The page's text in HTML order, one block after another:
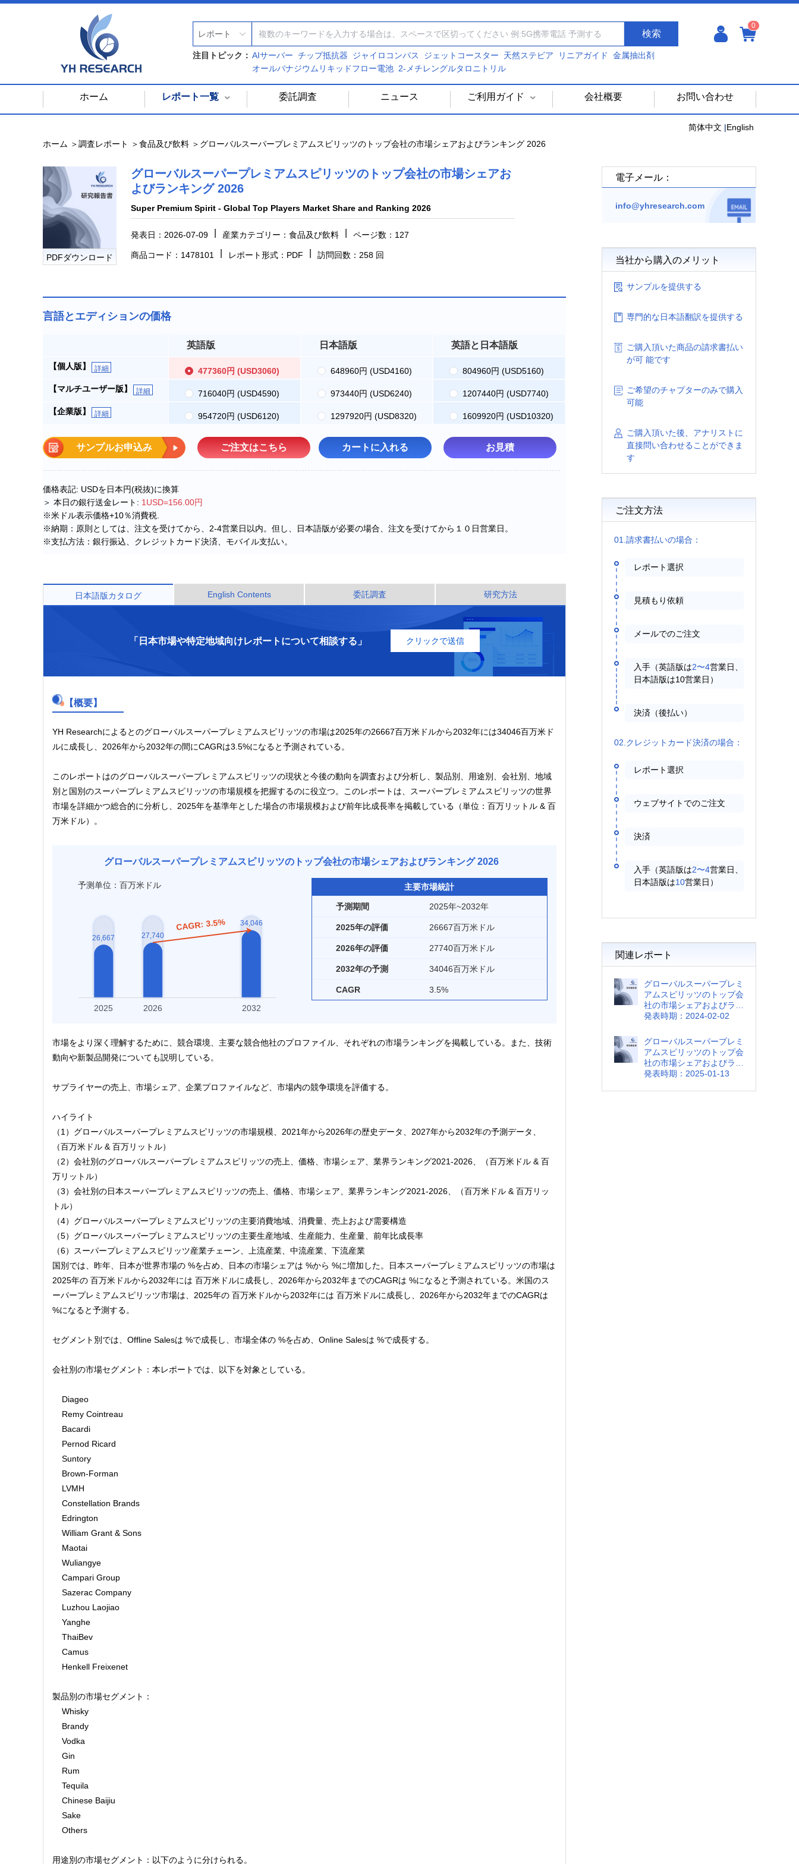
レポート 検索
0
注目トピック： AIサーバー チップ抵抗器 ジャイロコンパス ジェットコースター 天然ステビア リニアガイド 金属抽出剤
オールバナジウムリキッドフロー電池 2-メチレングルタロニトリル
ホーム レポート一覧 委託調査 ニュース ご利用ガイド 会社概要 お問い合わせ
简体中文 |English
ホーム ＞調査レポート ＞食品及び飲料 ＞ グローバルスーパープレミアムスピリッツのトップ会社の市場シェアおよびランキング 2026
PDFダウンロード
グローバルスーパープレミアムスピリッツのトップ会社の市場シェアお
よびランキング 2026
Super Premium Spirit - Global Top Players Market Share and Ranking 2026
発表日：2026-07-09 産業カテゴリー：食品及び飲料 ページ数：127
商品コード：1478101 レポート形式：PDF 訪問回数：258 回
言語とエディションの価格
英語版 日本語版 英語と日本語版
【個人版】 詳細 477360円 (USD3060) 648960円 (USD4160) 804960円(USD5160)
【マルチユーザー版】
詳細 716040円 (USD4590) 973440円 (USD6240) 1207440円(USD7740)
【企業版】
詳細 954720円 (USD6120) 1297920円 (USD8320) 1609920円(USD10320)
サンプルお申込み ご注文はこちら カートに入れる お見積
価格表記: USDを日本円(税抜)に換算
＞ 本日の銀行送金レート: 1USD=156.00円
※米ドル表示価格+10％消費税.
※納期：原則としては、注文を受けてから、2-4営業日以内。但し、日本語版が必要の場合、注文を受けてから１０日営業日。
※支払方法：銀行振込、クレジットカード決済、モバイル支払い。
日本語版カタログ English Contents 委託調査 研究方法
「日本市場や特定地域向けレポートについて相談する」 クリックで送信
【概要】
YH Researchによるとのグローバルスーパープレミアムスピリッツの市場は2025年の26667百万米ドルから2032年には34046百万米ド
ルに成長し、2026年から2032年の間にCAGRは3.5%になると予測されている。
このレポートはのグローバルスーパープレミアムスピリッツの現状と今後の動向を調査および分析し、製品別、用途別、会社別、地域
別と国別のスーパープレミアムスピリッツの市場規模を把握するのに役立つ。このレポートは、スーパープレミアムスピリッツの世界
市場を詳細かつ総合的に分析し、2025年を基準年とした場合の市場規模および前年比成長率を掲載している（単位：百万リットル & 百
万米ドル）。
グローバルスーパープレミアムスピリッツのトップ会社の市場シェアおよびランキング 2026
予测单位：百万米ドル 主要市場統計
予測期間 2025年~2032年
2025年の評価 26667百万米ドル
2026年の評価 27740百万米ドル
2032年の予測 34046百万米ドル
CAGR 3.5%
市場をより深く理解するために、競合環境、主要な競合他社のプロファイル、それぞれの市場ランキングを掲載している。また、技術
動向や新製品開発についても説明している。
サプライヤーの売上、市場シェア、企業プロファイルなど、市場内の競争環境を評価する。
ハイライト
（1）グローバルスーパープレミアムスピリッツの市場規模、2021年から2026年の歴史データ、2027年から2032年の予測データ、
（百万米ドル & 百万リットル）
（2）会社別のグローバルスーパープレミアムスピリッツの売上、価格、市場シェア、業界ランキング2021-2026、（百万米ドル & 百
万リットル）
（3）会社別の日本スーパープレミアムスピリッツの売上、価格、市場シェア、業界ランキング2021-2026、（百万米ドル & 百万リッ
トル）
（4）グローバルスーパープレミアムスピリッツの主要消費地域、消費量、売上および需要構造
（5）グローバルスーパープレミアムスピリッツの主要生産地域、生産能力、生産量、前年比成長率
（6）スーパープレミアムスピリッツ産業チェーン、上流産業、中流産業、下流産業
国別では、昨年、日本が世界市場の %を占め、日本の市場シェアは %から %に増加した。日本スーパープレミアムスピリッツの市場は
2025年の 百万米ドルから2032年には 百万米ドルに成長し、2026年から2032年までのCAGRは %になると予測されている。米国のス
ーパープレミアムスピリッツ市場は、2025年の 百万米ドルから2032年には 百万米ドルに成長し、2026年から2032年までのCAGRは
%になると予測する。
セグメント別では、Offline Salesは %で成長し、市場全体の %を占め、Online Salesは %で成長する。
会社別の市場セグメント：本レポートでは、以下を対象としている。
    Diageo
    Remy Cointreau
    Bacardi
    Pernod Ricard
    Suntory
    Brown-Forman
    LVMH
    Constellation Brands
    Edrington
    William Grant & Sons
    Maotai
    Wuliangye
    Campari Group
    Sazerac Company
    Luzhou Laojiao
    Yanghe
    ThaiBev
    Camus
    Henkell Freixenet
製品別の市場セグメント：
    Whisky
    Brandy
    Vodka
    Gin
    Rum
    Tequila
    Chinese Baijiu
    Sake
    Others
用途別の市場セグメント：以下のように分けられる。
電子メール：
info@yhresearch.com
当社から購入のメリット
サンプルを提供する
専門的な日本語翻訳を提供する
ご購入頂いた商品の請求書払い
が可 能です
ご希望のチャプターのみで購入
可能
ご購入頂いた後、アナリストに
直接問い合わせることができま
す
ご注文方法
01.請求書払いの場合：
レポート選択
見積もり依頼
メールでのご注文
入手（英語版は2〜4営業日、
日本語版は10営業日）
決済（後払い）
02.クレジットカード決済の場合：
レポート選択
ウェブサイトでのご注文
決済
入手（英語版は2〜4営業日、
日本語版は10営業日）
関連レポート
グローバルスーパープレミ
アムスピリッツのトップ会
社の市場シェアおよびラン
キング 2024
発表時期：2024-02-02
グローバルスーパープレミ
アムスピリッツのトップ会
社の市場シェアおよびラン
キング 2025
発表時期：2025-01-13